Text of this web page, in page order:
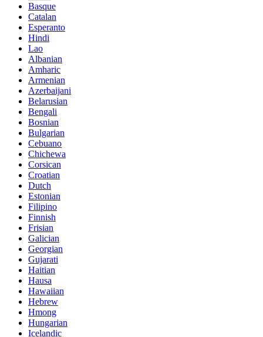
Basque
Catalan
Esperanto
Hindi
Lao
Albanian
Amharic
Armenian
Azerbaijani
Belarusian
Bengali
Bosnian
Bulgarian
Cebuano
Chichewa
Corsican
Croatian
Dutch
Estonian
Filipino
Finnish
Frisian
Galician
Georgian
Gujarati
Haitian
Hausa
Hawaiian
Hebrew
Hmong
Hungarian
Icelandic